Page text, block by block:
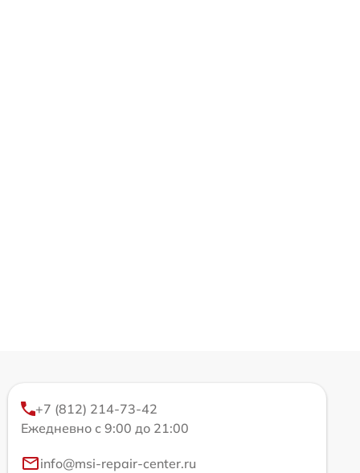
+7 (812) 214-73-42
Ежедневно с 9:00 до 21:00
info@msi-repair-center.ru